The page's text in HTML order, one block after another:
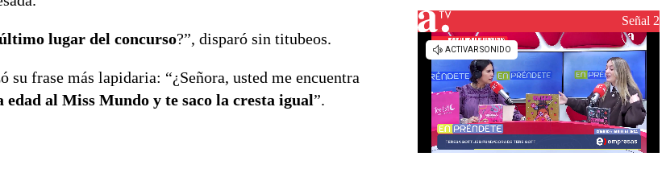
lugar del concurso?”, disparó sin titubeos.
frase más lapidaria: “¿Señora, usted me encuentra
edad al Miss Mundo y te saco la cresta igual”.
reconstrucciónSeñal 2